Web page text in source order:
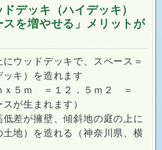
デッキ（ハイデッキ）
を増やせる」メリットが
ウッドデッキで、スペース＝
キ）を造れます
ｘ５ｍ ＝１２．５ｍ２ ＝
が生まれます）
差が擁壁、傾斜地の庭の上に
地）を造れる（神奈川県、横